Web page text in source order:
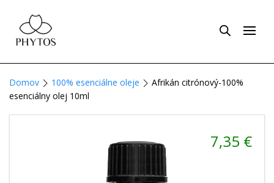
Domov 100% esenciálne oleje
Afrikán citrónový-100%
esenciálny olej 10ml
7,35 €